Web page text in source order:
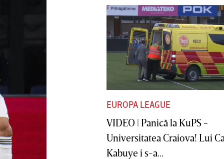
EUROPA LEAGUE
VIDEO | Panică la KuPS -
Universitatea Craiova! Lui
Kabuye i s-a...